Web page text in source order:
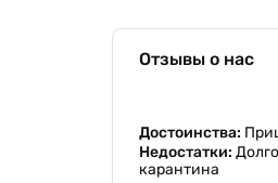
Отзывы о нас
Достоинства:
Недостатки:
карантина